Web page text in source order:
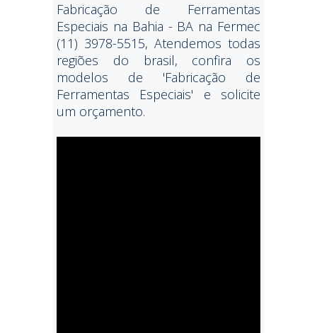
Fabricação de Ferramentas
Especiais na Bahia - BA na Fermec
(11) 3978-5515, Atendemos todas
regiões do brasil, confira os
modelos de 'Fabricação de
Ferramentas Especiais' e solicite
um orçamento.